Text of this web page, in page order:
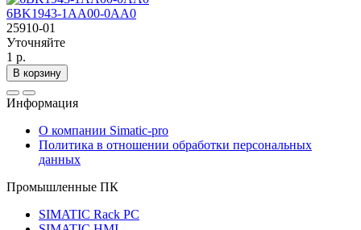
6BK1943-1AA00-0AA0
25910-01
Уточняйте
1 р.
В корзину
Информация
О компании Simatic-pro
Политика в отношении обработки персональных
данных
Промышленные ПК
SIMATIC Rack PC